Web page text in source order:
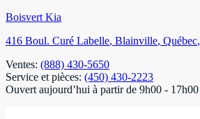
Boisvert Kia
416 Boul. Curé Labelle, Blainville, Québec,
Ventes: (888) 430-5650
Service et pièces: (450) 430-2223
Ouvert aujourd’hui à partir de 9h00 - 17h00